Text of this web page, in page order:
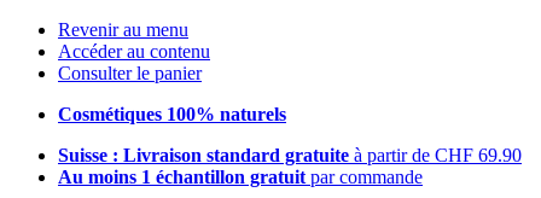
Revenir au menu
Accéder au contenu
Consulter le panier
Cosmétiques 100% naturels
Suisse : Livraison standard gratuite à partir de CHF 69.90
Au moins 1 échantillon gratuit par commande